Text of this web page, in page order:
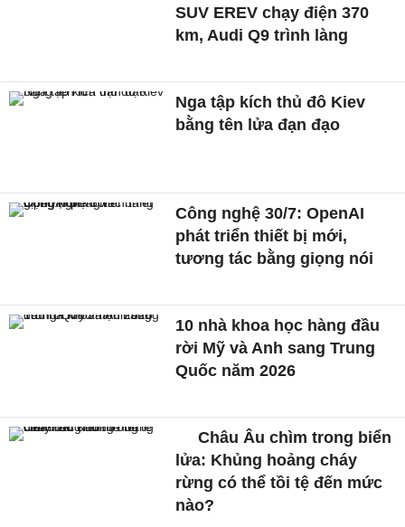
SUV EREV chạy điện 370
km, Audi Q9 trình làng
Nga tập kích thủ đô Kiev
bằng tên lửa đạn đạo
Công nghệ 30/7: OpenAI
phát triển thiết bị mới,
tương tác bằng giọng nói
10 nhà khoa học hàng đầu
rời Mỹ và Anh sang Trung
Quốc năm 2026
Châu Âu chìm trong biển
lửa: Khủng hoảng cháy
rừng có thể tồi tệ đến mức
nào?